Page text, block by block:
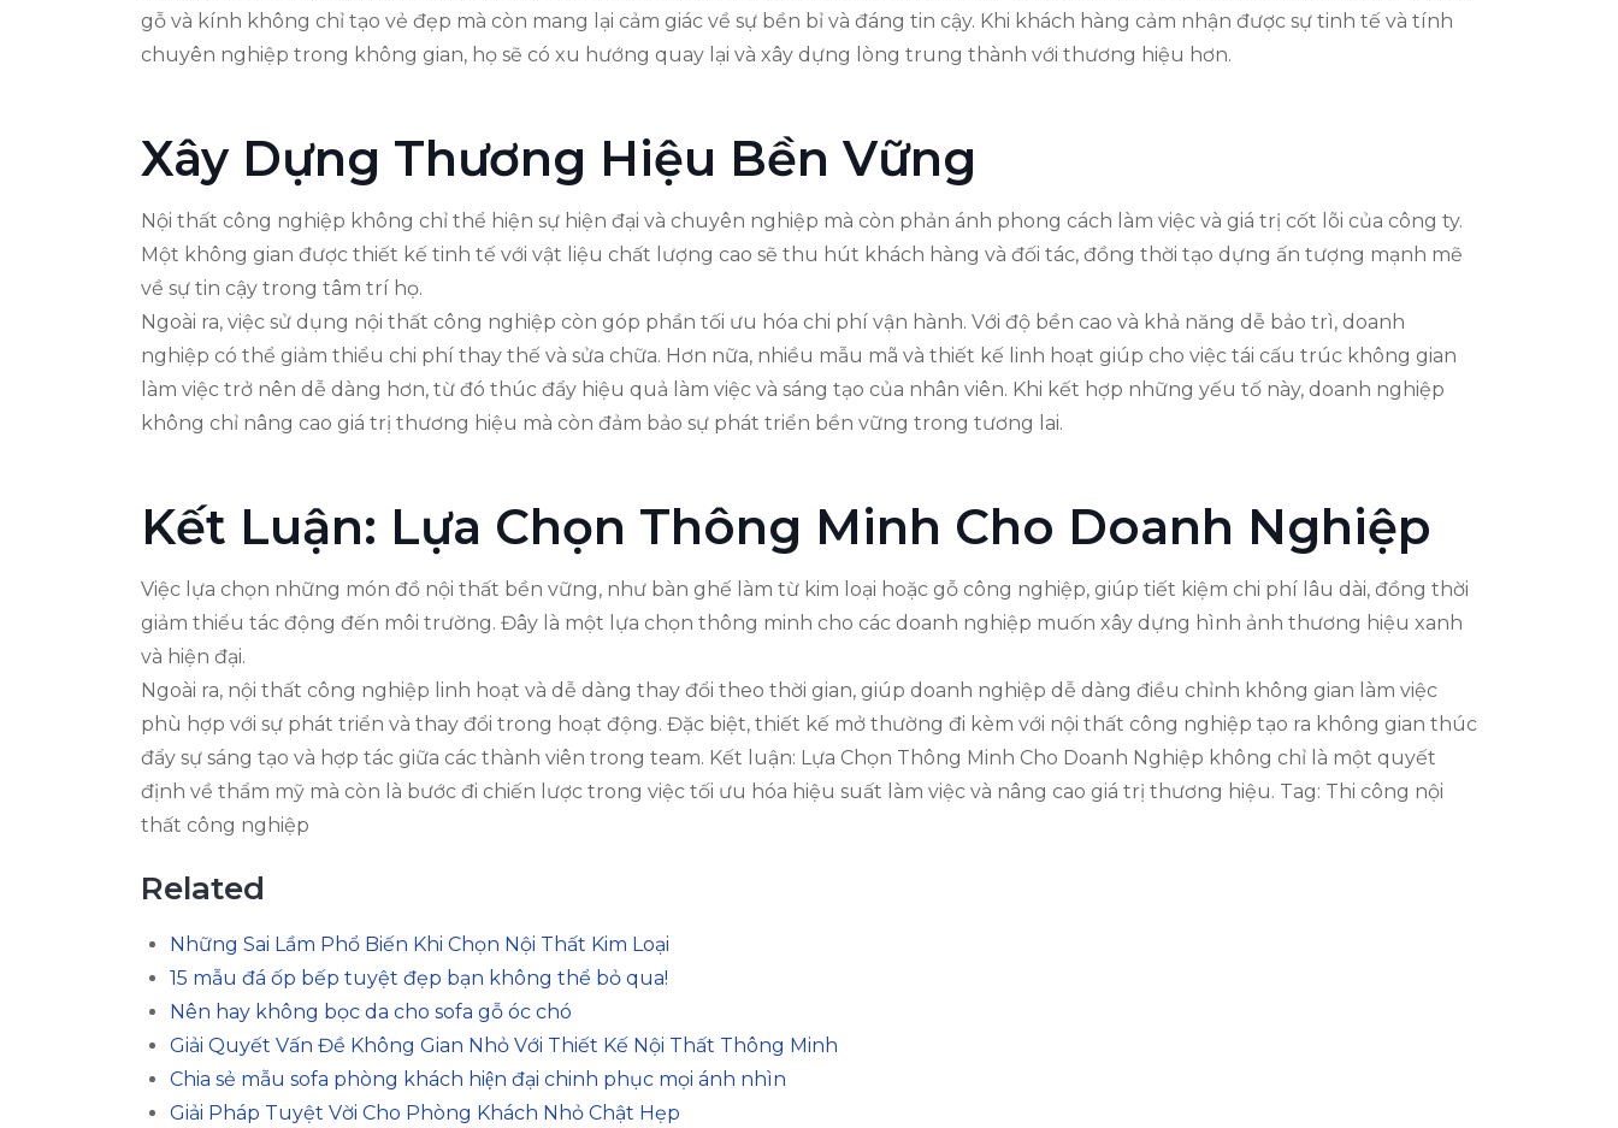
gỗ và kính không chỉ tạo vẻ đẹp mà còn mang lại cảm giác về sự bền bỉ và đáng tin cậy. Khi khách hàng cảm nhận được sự tinh tế và tính
chuyên nghiệp trong không gian, họ sẽ có xu hướng quay lại và xây dựng lòng trung thành với thương hiệu hơn.
Xây Dựng Thương Hiệu Bền Vững
Nội thất công nghiệp không chỉ thể hiện sự hiện đại và chuyên nghiệp mà còn phản ánh phong cách làm việc và giá trị cốt lõi của công ty.
Một không gian được thiết kế tinh tế với vật liệu chất lượng cao sẽ thu hút khách hàng và đối tác, đồng thời tạo dựng ấn tượng mạnh mẽ
về sự tin cậy trong tâm trí họ.
Ngoài ra, việc sử dụng nội thất công nghiệp còn góp phần tối ưu hóa chi phí vận hành. Với độ bền cao và khả năng dễ bảo trì, doanh
nghiệp có thể giảm thiểu chi phí thay thế và sửa chữa. Hơn nữa, nhiều mẫu mã và thiết kế linh hoạt giúp cho việc tái cấu trúc không gian
làm việc trở nên dễ dàng hơn, từ đó thúc đẩy hiệu quả làm việc và sáng tạo của nhân viên. Khi kết hợp những yếu tố này, doanh nghiệp
không chỉ nâng cao giá trị thương hiệu mà còn đảm bảo sự phát triển bền vững trong tương lai.
Kết Luận: Lựa Chọn Thông Minh Cho Doanh Nghiệp
Việc lựa chọn những món đồ nội thất bền vững, như bàn ghế làm từ kim loại hoặc gỗ công nghiệp, giúp tiết kiệm chi phí lâu dài, đồng thời
giảm thiểu tác động đến môi trường. Đây là một lựa chọn thông minh cho các doanh nghiệp muốn xây dựng hình ảnh thương hiệu xanh
và hiện đại.
Ngoài ra, nội thất công nghiệp linh hoạt và dễ dàng thay đổi theo thời gian, giúp doanh nghiệp dễ dàng điều chỉnh không gian làm việc
phù hợp với sự phát triển và thay đổi trong hoạt động. Đặc biệt, thiết kế mở thường đi kèm với nội thất công nghiệp tạo ra không gian thúc
đẩy sự sáng tạo và hợp tác giữa các thành viên trong team. Kết luận: Lựa Chọn Thông Minh Cho Doanh Nghiệp không chỉ là một quyết
định về thẩm mỹ mà còn là bước đi chiến lược trong việc tối ưu hóa hiệu suất làm việc và nâng cao giá trị thương hiệu. Tag: Thi công nội
thất công nghiệp
Related
Những Sai Lầm Phổ Biến Khi Chọn Nội Thất Kim Loại
15 mẫu đá ốp bếp tuyệt đẹp bạn không thể bỏ qua!
Nên hay không bọc da cho sofa gỗ óc chó
Giải Quyết Vấn Đề Không Gian Nhỏ Với Thiết Kế Nội Thất Thông Minh
Chia sẻ mẫu sofa phòng khách hiện đại chinh phục mọi ánh nhìn
Giải Pháp Tuyệt Vời Cho Phòng Khách Nhỏ Chật Hẹp